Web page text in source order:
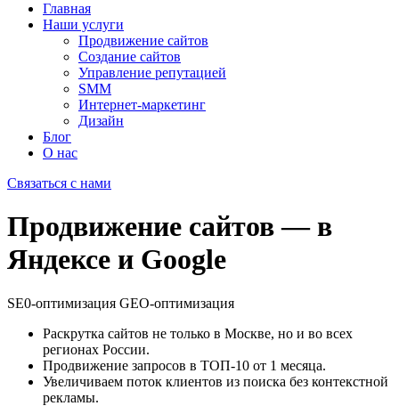
Главная
Наши услуги
Продвижение сайтов
Создание сайтов
Управление репутацией
SMM
Интернет-маркетинг
Дизайн
Блог
О нас
Связаться с нами
Продвижение сайтов —в
Яндексе и Google
SE0-оптимизация GEO-оптимизация
Раскрутка сайтов не только в Москве, но и во всех
регионах России.
Продвижение запросов в ТОП-10 от 1 месяца.
Увеличиваем поток клиентов из поиска без контекстной
рекламы.